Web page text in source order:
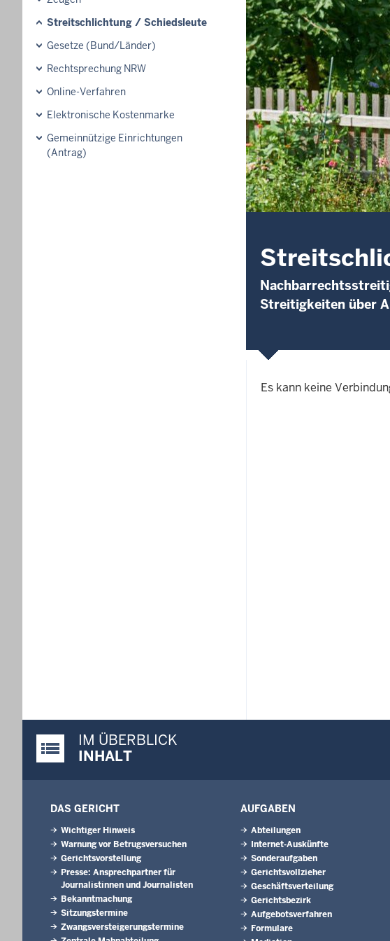
Streitschlichtung / Schiedsleute
Gesetze (Bund/Länder)
Rechtsprechung NRW
Online-Verfahren
Elektronische Kostenmarke
Gemeinnützige Einrichtungen
(Antrag)
Streitigkeiten über
Es kann keine
Justiz-Portal im Überblick:
IM ÜBERBLICK
INHALT
DAS GERICHT
Wichtiger Hinweis
Warnung vor Betrugsversuchen
Gerichtsvorstellung
Presse: Ansprechpartner für
Journalistinnen und Journalisten
Bekanntmachung
Sitzungstermine
Zwangsversteigerungs­termine
AUFGABEN
Abteilungen
Internet-Auskünfte
Sonderaufgaben
Gerichtsvollzieher
Geschäftsverteilung
Gerichtsbezirk
Aufgebotsverfahren
Formulare